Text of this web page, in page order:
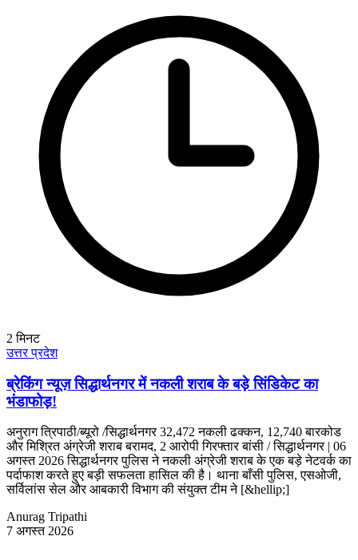
2 मिनट
उत्तर प्रदेश
ब्रेकिंग न्यूज़ सिद्धार्थनगर में नकली शराब के बड़े सिंडिकेट का
भंडाफोड़!
अनुराग त्रिपाठी/ब्यूरो /सिद्धार्थनगर 32,472 नकली ढक्कन, 12,740 बारकोड
और मिश्रित अंग्रेजी शराब बरामद, 2 आरोपी गिरफ्तार बांसी / सिद्धार्थनगर | 06
अगस्त 2026 सिद्धार्थनगर पुलिस ने नकली अंग्रेजी शराब के एक बड़े नेटवर्क का
पर्दाफाश करते हुए बड़ी सफलता हासिल की है। थाना बाँसी पुलिस, एसओजी,
सर्विलांस सेल और आबकारी विभाग की संयुक्त टीम ने [&hellip;]
Anurag Tripathi
7 अगस्त 2026